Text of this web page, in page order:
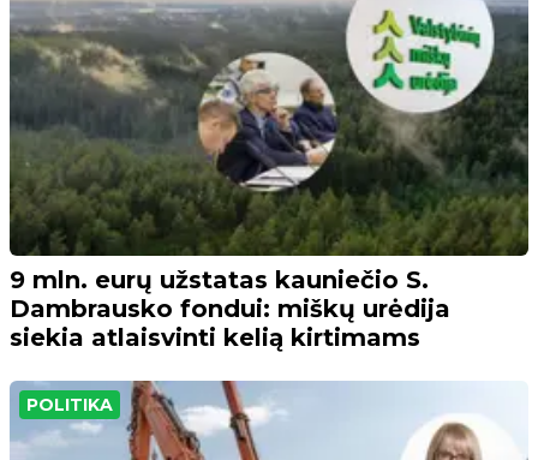
9 mln. eurų užstatas kauniečio S.
Dambrausko fondui: miškų urėdija
siekia atlaisvinti kelią kirtimams
POLITIKA